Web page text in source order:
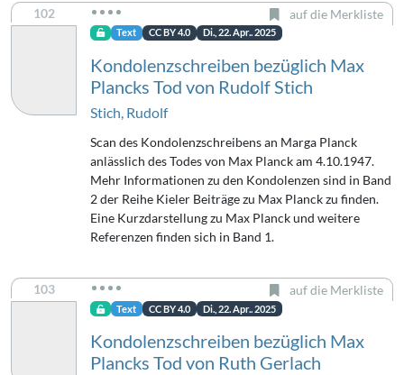
102 auf die Merkliste
Text CC BY 4.0 Di., 22. Apr.. 2025
Kondolenzschreiben bezüglich Max
Plancks Tod von Rudolf Stich
Stich, Rudolf
Scan des Kondolenzschreibens an Marga Planck
anlässlich des Todes von Max Planck am 4.10.1947.
Mehr Informationen zu den Kondolenzen sind in Band
2 der Reihe Kieler Beiträge zu Max Planck zu finden.
Eine Kurzdarstellung zu Max Planck und weitere
Referenzen finden sich in Band 1.
103 auf die Merkliste
Text CC BY 4.0 Di., 22. Apr.. 2025
Kondolenzschreiben bezüglich Max
Plancks Tod von Ruth Gerlach